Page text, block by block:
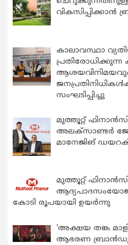
വികസിപ്പിക്കാന്‍
കാലാവസ്ഥാ
പ്രതിരോധിക്കുന്ന
ആശയവിനിമയവും:
സംഘടിപ്പിച്ചു
മുത്തൂറ്റ്
അലക്സാണ്ടർ
മാനേജിങ്
മുത്തൂറ്റ്
കോടി രൂപയായി ഉയർന്നു
‘അക്ഷയ തങ്ക
ആഭരണ